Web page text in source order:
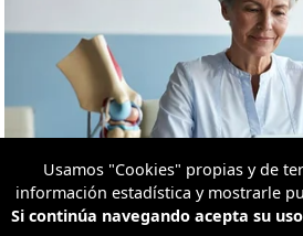
Usamos "Cookies" propias y de
información estadística y mostrarle
Si continúa navegando acepta su